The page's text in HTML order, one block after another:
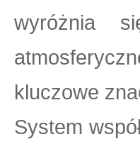
wyróżnia
kluczowe
System